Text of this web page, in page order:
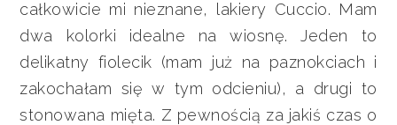
całkowicie mi nieznane, lakiery Cuccio. Mam
dwa kolorki idealne na wiosnę. Jeden to
delikatny fiolecik (mam już na paznokciach i
zakochałam się w tym odcieniu), a drugi to
stonowana mięta. Z pewnością za jakiś czas o